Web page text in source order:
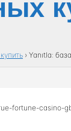
› Yanıtla:
fortune-casino-